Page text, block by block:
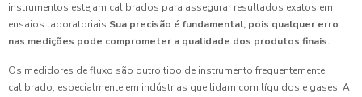
instrumentos estejam calibrados para assegurar resultados exatos em
ensaios laboratoriais.Sua precisão é fundamental, pois qualquer erro
nas medições pode comprometer a qualidade dos produtos finais.
Os medidores de fluxo são outro tipo de instrumento frequentemente
calibrado, especialmente em indústrias que lidam com líquidos e gases. A